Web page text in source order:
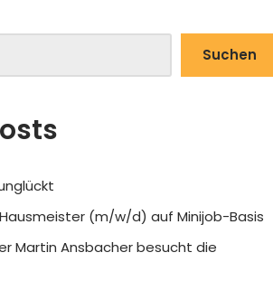
Suchen
(m/w/d) auf Minijob-Basis
Martin Ansbacher besucht die